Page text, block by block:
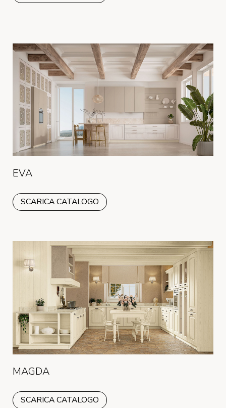
EVA
SCARICA CATALOGO
MAGDA
SCARICA CATALOGO